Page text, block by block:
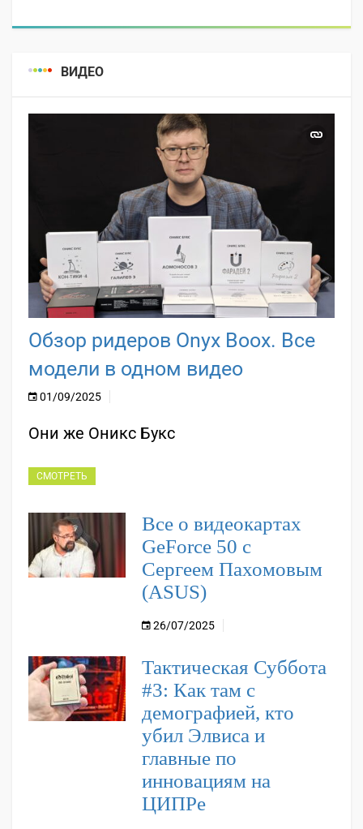
ВИДЕО
Обзор ридеров Onyx Boox. Все
модели в одном видео
01/09/2025
Они же Оникс Букс
СМОТРЕТЬ
Все о видеокартах
GeForce 50 с
Сергеем Пахомовым
(ASUS)
26/07/2025
Тактическая Суббота
#3: Как там с
демографией, кто
убил Элвиса и
главные по
инновациям на
ЦИПРе